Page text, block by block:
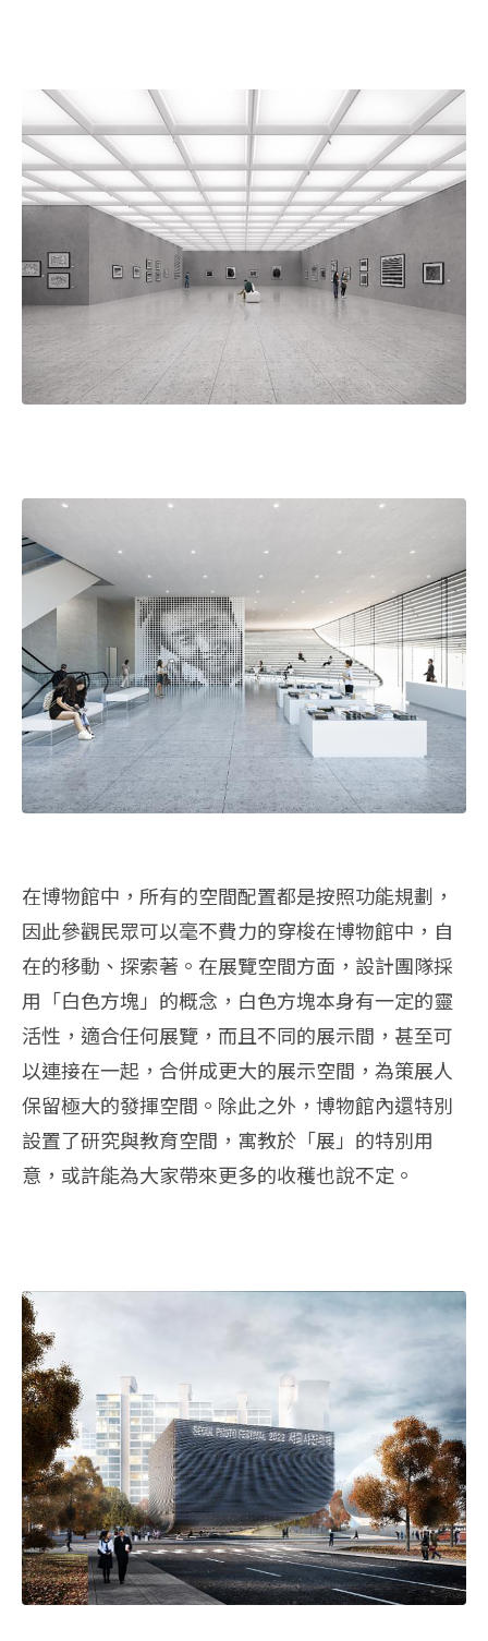
在博物館中，所有的空間配置都是按照功能規劃，
因此參觀民眾可以毫不費力的穿梭在博物館中，自
在的移動、探索著。在展覽空間方面，設計團隊採
用「白色方塊」的概念，白色方塊本身有一定的靈
活性，適合任何展覽，而且不同的展示間，甚至可
以連接在一起，合併成更大的展示空間，為策展人
保留極大的發揮空間。除此之外，博物館內還特別
設置了研究與教育空間，寓教於「展」的特別用
意，或許能為大家帶來更多的收穫也說不定。